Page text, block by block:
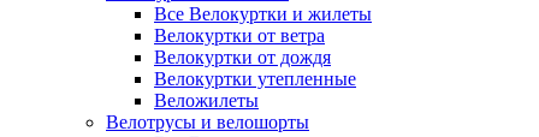
Все Велокуртки и жилеты
Велокуртки от ветра
Велокуртки от дождя
Велокуртки утепленные
Веложилеты
Велотрусы и велошорты